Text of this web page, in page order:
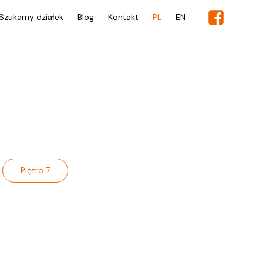
działek Blog Kontakt PL EN
Piętro 7